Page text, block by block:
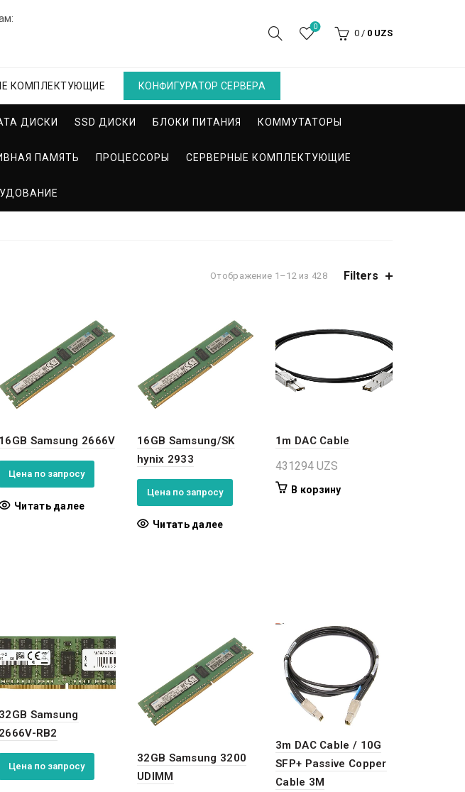
0
0 / 0 UZS
КОМПЛЕКТУЮЩИЕ КОНФИГУРАТОР СЕРВЕРА
ДИСКИ SSD ДИСКИ БЛОКИ ПИТАНИЯ КОММУТАТОРЫ
ПАМЯТЬ ПРОЦЕССОРЫ СЕРВЕРНЫЕ КОМПЛЕКТУЮЩИЕ
Отображение 1–12 из 428 Filters
16GB Samsung 2666V
Цена по запросу
Читать далее
16GB Samsung/SK
hynix 2933
Цена по запросу
Читать далее
1m DAC Cable
431294 UZS
В корзину
32GB Samsung
2666V-RB2
Цена по запросу
32GB Samsung 3200
UDIMM
3m DAC Cable / 10G
SFP+ Passive Copper
Cable 3M